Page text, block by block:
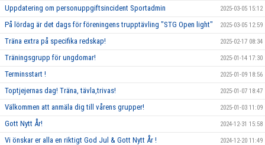
Uppdatering om personuppgiftsincident Sportadmin 2025-03-05 15:12
På lördag är det dags för föreningens trupptävling "STG Open light" 2025-03-05 12:59
Träna extra på specifika redskap! 2025-02-17 08:34
Träningsgrupp för ungdomar! 2025-01-14 17:30
Terminsstart ! 2025-01-09 18:56
Toptjejernas dag! Träna, tävla,trivas! 2025-01-07 18:47
Välkommen att anmäla dig till vårens grupper! 2025-01-03 11:09
Gott Nytt År! 2024-12-31 15:58
Vi önskar er alla en riktigt God Jul & Gott Nytt År ! 2024-12-20 11:49